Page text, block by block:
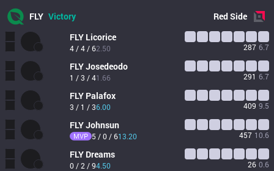
FLY Victory RedSide
FLY Licorice
4 / 4 / 62.50 287 6.7
FLYJosedeodo
1 / 3 / 41.66 291 6.7
FLY Palafox
3 / 1 / 36.00 409 9.5
FLYJohnsun
MVP 5 / 0 / 613.20 457 10.6
FLY Dreams
0 / 2 / 94.50 26 0.6